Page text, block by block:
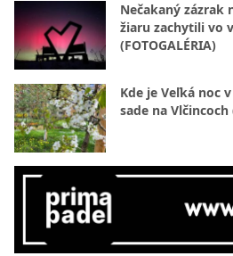
Nečakaný zázrak
žiaru zachytili vo
(FOTOGALÉRIA)
Kde je Veľká noc
sade na Vlčincoch